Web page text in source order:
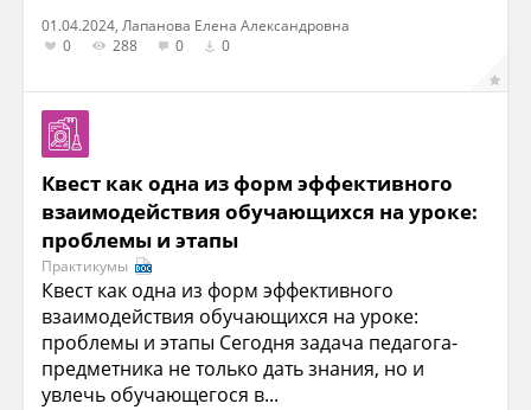
01.04.2024, Лапанова Елена Александровна
0
288 0 0
Квест как одна из форм эффективного
взаимодействия обучающихся на уроке:
проблемы и этапы
Практикумы
Квест как одна из форм эффективного
взаимодействия обучающихся на уроке:
проблемы и этапы Сегодня задача педагога-
предметника не только дать знания, но и
увлечь обучающегося в...